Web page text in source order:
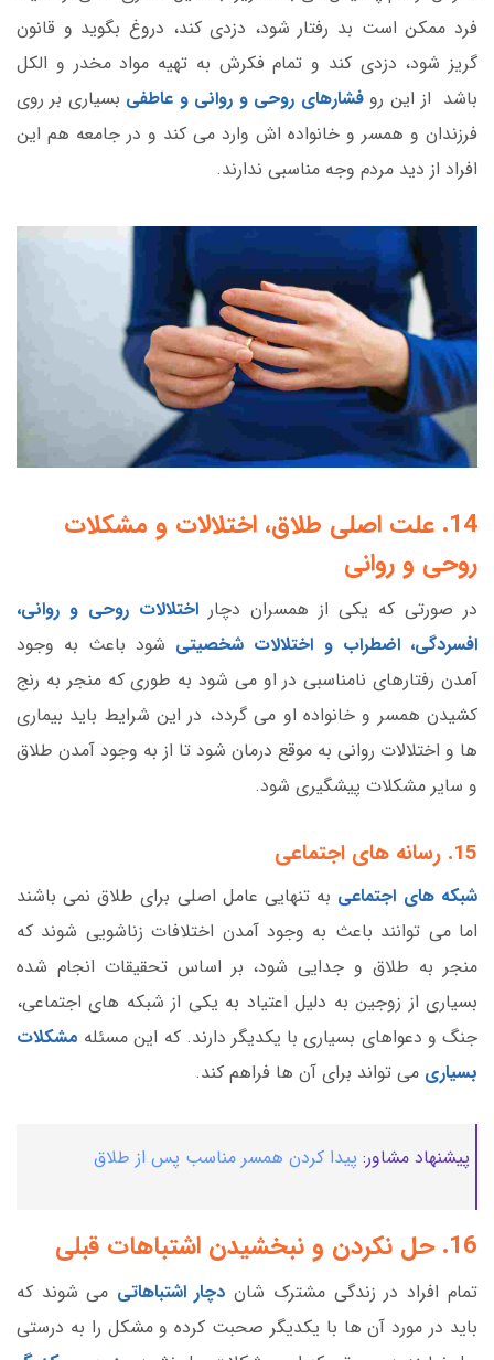
فرد ممکن است بد رفتار شود، دزدی کند، دروغ بگوید و قانون
گریز شود، دزدی کند و تمام فکرش به تهیه مواد مخدر و الکل
باشد از این رو فشارهای روحی و روانی و عاطفی بسیاری بر روی
فرزندان و همسر و خانواده اش وارد می کند و در جامعه هم این
افراد از دید مردم وجه مناسبی ندارند.
14. علت اصلی طلاق، اختلالات و مشکلات
روحی و روانی
در صورتی که یکی از همسران دچار اختلالات روحی و روانی،
افسردگی، اضطراب و اختلالات شخصیتی شود باعث به وجود
آمدن رفتارهای نامناسبی در او می شود به طوری که منجر به رنج
کشیدن همسر و خانواده او می گردد، در این شرایط باید بیماری
ها و اختلالات روانی به موقع درمان شود تا از به وجود آمدن طلاق
و سایر مشکلات پیشگیری شود.
15. رسانه های اجتماعی
شبکه های اجتماعی به تنهایی عامل اصلی برای طلاق نمی باشند
اما می توانند باعث به وجود آمدن اختلافات زناشویی شوند که
منجر به طلاق و جدایی شود، بر اساس تحقیقات انجام شده
بسیاری از زوجین به دلیل اعتیاد به یکی از شبکه های اجتماعی،
جنگ و دعواهای بسیاری با یکدیگر دارند. که این مسئله مشکلات
بسیاری می تواند برای آن ها فراهم کند.
پیشنهاد مشاور: پیدا کردن همسر مناسب پس از طلاق
16. حل نکردن و نبخشیدن اشتباهات قبلی
تمام افراد در زندگی مشترک شان دچار اشتباهاتی می شوند که
باید در مورد آن ها با یکدیگر صحبت کرده و مشکل را به درستی